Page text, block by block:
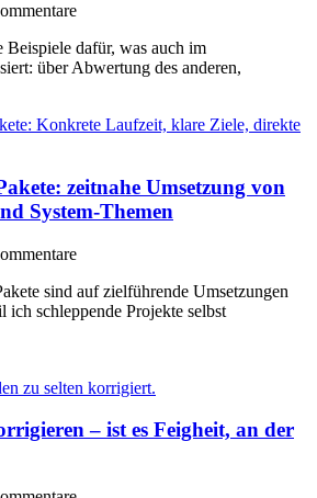
Beispiele dafür, was auch im
über Abwertung des anderen,
zeitnahe Umsetzung von
System-Themen
sind auf zielführende Umsetzungen
ich schleppende Projekte selbst
– ist es Feigheit, an der